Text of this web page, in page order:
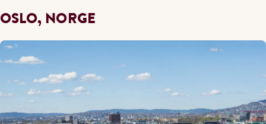
OSLO, NORGE